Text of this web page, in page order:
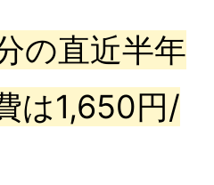
の直近半年
は1,650円/